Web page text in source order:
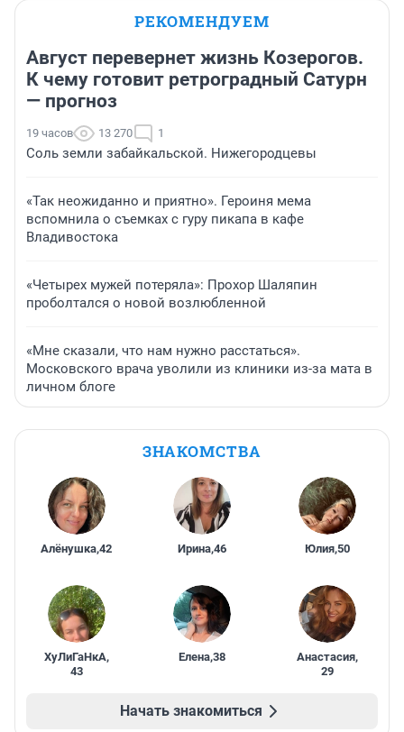
РЕКОМЕНДУЕМ
Август перевернет жизнь Козерогов.
К чему готовит ретроградный Сатурн
— прогноз
19 часов 13 270 1
Соль земли забайкальской. Нижегородцевы
«Так неожиданно и приятно». Героиня мема
вспомнила о съемках с гуру пикапа в кафе
Владивостока
«Четырех мужей потеряла»: Прохор Шаляпин
проболтался о новой возлюбленной
«Мне сказали, что нам нужно расстаться».
Московского врача уволили из клиники из-за мата в
личном блоге
ЗНАКОМСТВА
Алёнушка,42 Ирина,46 Юлия,50
ХуЛиГаНкА,
43
Елена,38 Анастасия,
29
Начать знакомиться